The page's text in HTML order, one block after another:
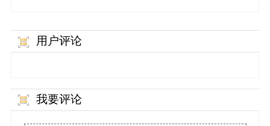
用户评论
我要评论